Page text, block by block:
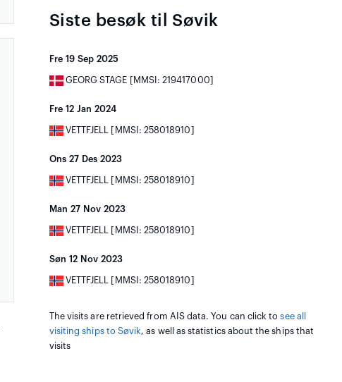
Siste besøk til Søvik
Fre 19 Sep 2025
GEORG STAGE [MMSI: 219417000]
Fre 12 Jan 2024
VETTFJELL [MMSI: 258018910]
Ons 27 Des 2023
VETTFJELL [MMSI: 258018910]
Man 27 Nov 2023
VETTFJELL [MMSI: 258018910]
Søn 12 Nov 2023
VETTFJELL [MMSI: 258018910]
The visits are retrieved from AIS data. You can click tosee all
visiting ships to Søvik, as well as statistics about the ships that
visits